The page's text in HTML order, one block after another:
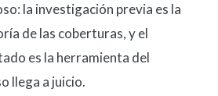
la investigación previa es la
de las coberturas, y el
es la herramienta del
llega a juicio.